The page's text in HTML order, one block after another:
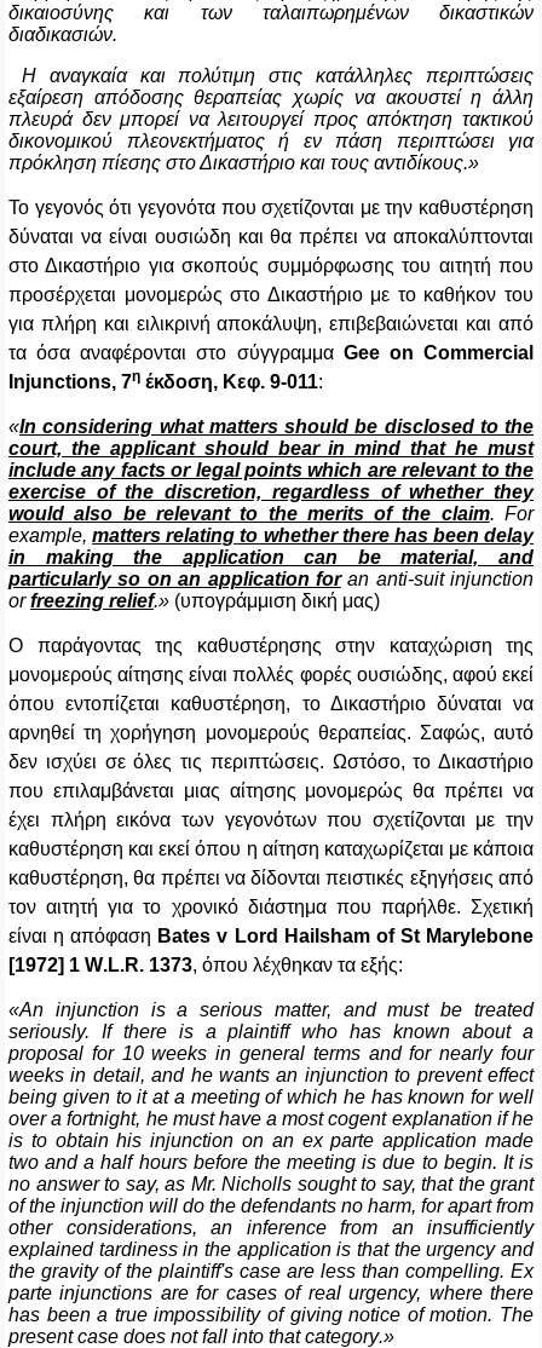
δικαιοσύνης και των ταλαιπωρημένων δικαστικών
διαδικασιών.
Η αναγκαία και πολύτιμη στις κατάλληλες περιπτώσεις
εξαίρεση απόδοσης θεραπείας χωρίς να ακουστεί η άλλη
πλευρά δεν μπορεί να λειτουργεί προς απόκτηση τακτικού
δικονομικού πλεονεκτήματος ή εν πάση περιπτώσει για
πρόκληση πίεσης στο Δικαστήριο και τους αντιδίκους.»
Το γεγονός ότι γεγονότα που σχετίζονται με την καθυστέρηση
δύναται να είναι ουσιώδη και θα πρέπει να αποκαλύπτονται
στο Δικαστήριο για σκοπούς συμμόρφωσης του αιτητή που
προσέρχεται μονομερώς στο Δικαστήριο με το καθήκον του
για πλήρη και ειλικρινή αποκάλυψη, επιβεβαιώνεται και από
τα όσα αναφέρονται στο σύγγραμμα Gee on Commercial
Injunctions, 7η έκδοση, Κεφ. 9-011:
«In considering what matters should be disclosed to the
court, the applicant should bear in mind that he must
include any facts or legal points which are relevant to the
exercise of the discretion, regardless of whether they
would also be relevant to the merits of the claim. For
example,matters relating to whether there has been delay
in making the application can be material, and
particularly so on an application foran anti-suit injunction
orfreezing relief.» (υπογράμμιση δική μας)
Ο παράγοντας της καθυστέρησης στην καταχώριση της
μονομερούς αίτησης είναι πολλές φορές ουσιώδης, αφού εκεί
όπου εντοπίζεται καθυστέρηση, το Δικαστήριο δύναται να
αρνηθεί τη χορήγηση μονομερούς θεραπείας. Σαφώς, αυτό
δεν ισχύει σε όλες τις περιπτώσεις. Ωστόσο, το Δικαστήριο
που επιλαμβάνεται μιας αίτησης μονομερώς θα πρέπει να
έχει πλήρη εικόνα των γεγονότων που σχετίζονται με την
καθυστέρηση και εκεί όπου η αίτηση καταχωρίζεται με κάποια
καθυστέρηση, θα πρέπει να δίδονται πειστικές εξηγήσεις από
τον αιτητή για το χρονικό διάστημα που παρήλθε. Σχετική
είναι η απόφαση Bates v Lord Hailsham of St Marylebone
[1972] 1 W.L.R. 1373, όπου λέχθηκαν τα εξής:
«An injunction is a serious matter, and must be treated
seriously. If there is a plaintiff who has known about a
proposal for 10 weeks in general terms and for nearly four
weeks in detail, and he wants an injunction to prevent effect
being given to it at a meeting of which he has known for well
over a fortnight, he must have a most cogent explanation if he
is to obtain his injunction on an ex parte application made
two and a half hours before the meeting is due to begin. It is
no answer to say, as Mr. Nicholls sought to say, that the grant
of the injunction will do the defendants no harm, for apart from
other considerations, an inference from an insufficiently
explained tardiness in the application is that the urgency and
the gravity of the plaintiff's case are less than compelling. Ex
parte injunctions are for cases of real urgency, where there
has been a true impossibility of giving notice of motion. The
present case does not fall into that category.»